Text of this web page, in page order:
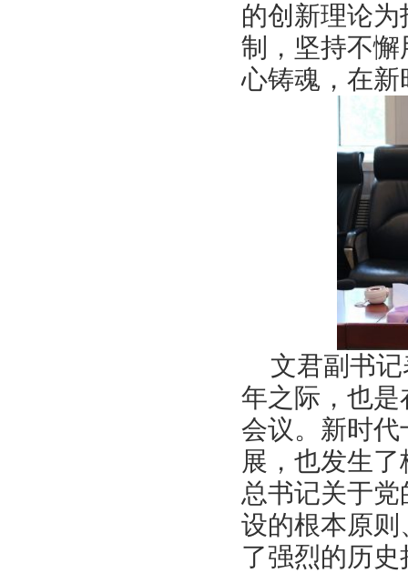
的创新理论
制，坚持不
心铸魂，在
文君副书
年之际，也
会议。新时
展，也发生
总书记关于
设的根本原
了强烈的历